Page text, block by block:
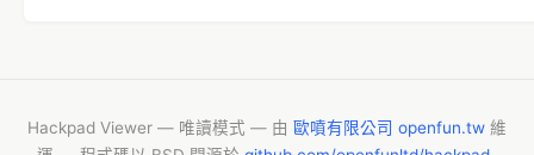
Hackpad Viewer — 唯讀模式 — 由 歐噴有限公司 openfun.tw 維